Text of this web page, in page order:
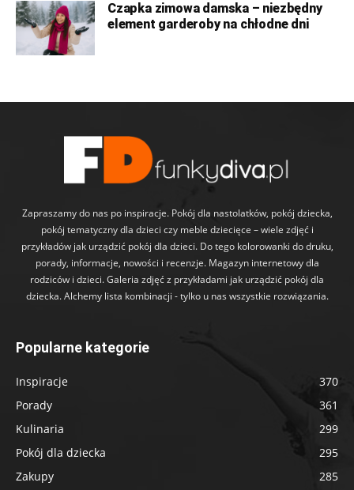
Czapka zimowa damska – niezbędny
element garderoby na chłodne dni
Zapraszamy do nas po inspiracje. Pokój dla nastolatków, pokój dziecka,
pokój tematyczny dla dzieci czy meble dziecięce – wiele zdjęć i
przykładów jak urządzić pokój dla dzieci. Do tego kolorowanki do druku,
porady, informacje, nowości i recenzje. Magazyn internetowy dla
rodziców i dzieci. Galeria zdjęć z przykładami jak urządzić pokój dla
dziecka. Alchemy lista kombinacji - tylko u nas wszystkie rozwiązania.
Popularne kategorie
Inspiracje
370
Porady
361
Kulinaria
299
Pokój dla dziecka
295
Zakupy
285